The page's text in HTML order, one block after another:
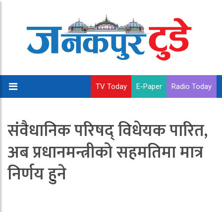
TV Today E-Paper Radio Today
संवैधानिक परिषद् विधेयक पारित,
अब प्रधानमन्त्रीको सहमतिमा मात्र
निर्णय हुने